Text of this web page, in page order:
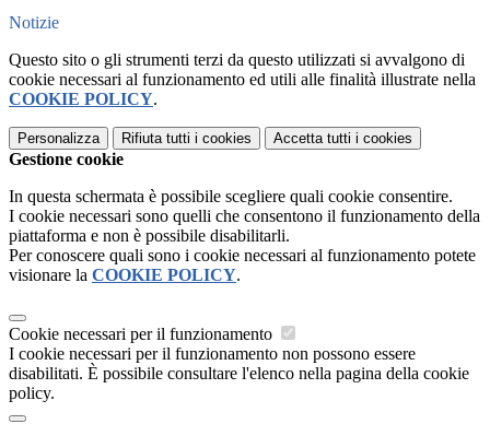
Notizie
Questo sito o gli strumenti terzi da questo utilizzati si avvalgono di
cookie necessari al funzionamento ed utili alle finalità illustrate nella
COOKIE POLICY.
Personalizza Rifiuta tutti i cookies Accetta tutti i cookies
Gestione cookie
In questa schermata è possibile scegliere quali cookie consentire.
I cookie necessari sono quelli che consentono il funzionamento della
piattaforma e non è possibile disabilitarli.
Per conoscere quali sono i cookie necessari al funzionamento potete
visionare la COOKIE POLICY.
Cookie necessari per il funzionamento
I cookie necessari per il funzionamento non possono essere
disabilitati. È possibile consultare l'elenco nella pagina della cookie
policy.